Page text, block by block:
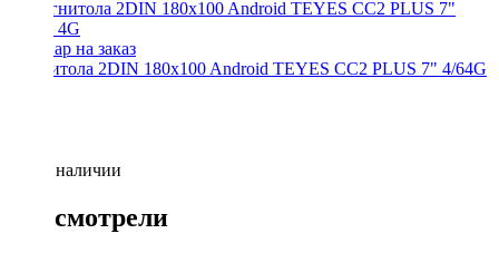
Магнитола 2DIN 180x100 Android TEYES CC2 PLUS 7" 4/64G
Нет в наличии
Вы смотрели